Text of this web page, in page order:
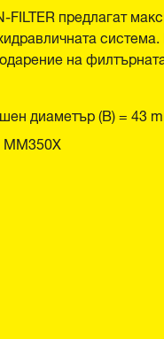
предлагат
на
диаметър (B) = 43